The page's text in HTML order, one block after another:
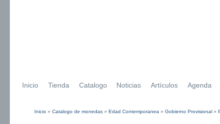
Inicio Tienda Catalogo Noticias Artículos Agenda
Inicio » Catalogo de monedas » Edad Contemporanea » Gobierno Provisional »